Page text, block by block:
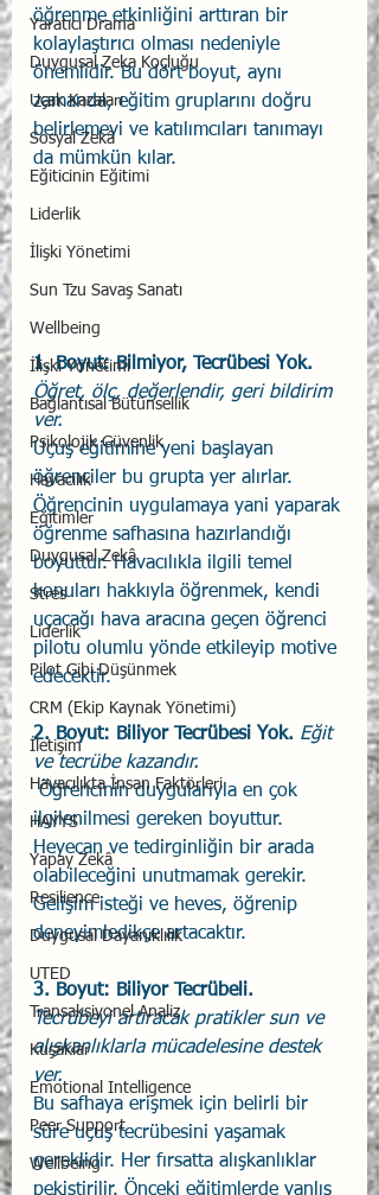
Yaratıcı Drama
Duygusal Zeka Koçluğu
Uçak Kazaları
Sosyal Zekâ
Eğiticinin Eğitimi
Liderlik
İlişki Yönetimi
Sun Tzu Savaş Sanatı
Wellbeing
İlişki Yönetimi
Bağlantısal Bütünsellik
Psikolojik Güvenlik
Havacılık
Eğitimler
Duygusal Zekâ
Stres
Liderlik
Pilot Gibi Düşünmek
CRM (Ekip Kaynak Yönetimi)
İletişim
Havacılıkta İnsan Faktörleri
HAYYS
Yapay Zekâ
Resilience
Duygusal Dayanıklılık
UTED
Transaksiyonel Analiz
Kuşaklar
Emotional Intelligence
Peer Support
Wellbeing
öğrenme etkinliğini arttıran bir
kolaylaştırıcı olması nedeniyle
önemlidir. Bu dört boyut, aynı
zamanda, eğitim gruplarını doğru
belirlemeyi ve katılımcıları tanımayı
da mümkün kılar.
1. Boyut: Bilmiyor, Tecrübesi Yok.
Öğret, ölç, değerlendir, geri bildirim
ver.
Uçuş eğitimine yeni başlayan
öğrenciler bu grupta yer alırlar.
Öğrencinin uygulamaya yani yaparak
öğrenme safhasına hazırlandığı
boyuttur. Havacılıkla ilgili temel
konuları hakkıyla öğrenmek, kendi
uçacağı hava aracına geçen öğrenci
pilotu olumlu yönde etkileyip motive
edecektir.
2. Boyut: Biliyor Tecrübesi Yok. Eğit
ve tecrübe kazandır.
Öğrencinin duygularıyla en çok
ilgilenilmesi gereken boyuttur.
Heyecan ve tedirginliğin bir arada
olabileceğini unutmamak gerekir.
Gelişim isteği ve heves, öğrenip
deneyimledikçe artacaktır.
3. Boyut: Biliyor Tecrübeli.
Tecrübeyi artıracak pratikler sun ve
alışkanlıklarla mücadelesine destek
ver.
Bu safhaya erişmek için belirli bir
süre uçuş tecrübesini yaşamak
gereklidir. Her fırsatta alışkanlıklar
pekiştirilir. Önceki eğitimlerde yanlış